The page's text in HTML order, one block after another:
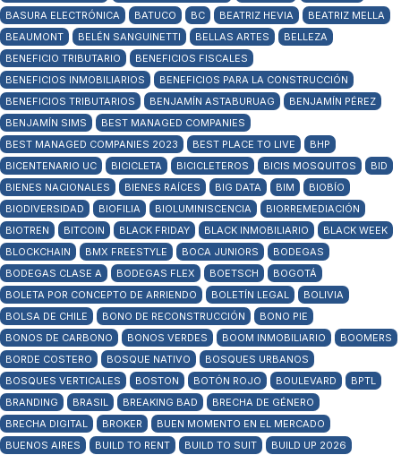
BASURA ELECTRÓNICA
BATUCO BC BEATRIZ HEVIA
BEATRIZ MELLA
BEAUMONT
BELÉN SANGUINETTI BELLAS ARTES
BELLEZA
BENEFICIO TRIBUTARIO
BENEFICIOS FISCALES
BENEFICIOS INMOBILIARIOS
BENEFICIOS PARA LA CONSTRUCCIÓN
BENEFICIOS TRIBUTARIOS
BENJAMÍN ASTABURUAG
BENJAMÍN PÉREZ
BENJAMÍN SIMS
BEST MANAGED COMPANIES
BEST MANAGED COMPANIES 2023
BEST PLACE TO LIVE
BHP
BICENTENARIO UC
BICICLETA BICICLETEROS BICIS MOSQUITOS
BID
BIENES NACIONALES
BIENES RAÍCES BIG DATA BIM
BIOBÍO
BIODIVERSIDAD
BIOFILIA BIOLUMINISCENCIA
BIORREMEDIACIÓN
BIOTREN
BITCOIN BLACK FRIDAY BLACK INMOBILIARIO
BLACK WEEK
BLOCKCHAIN
BMX FREESTYLE BOCA JUNIORS
BODEGAS
BODEGAS CLASE A
BODEGAS FLEX BOETSCH
BOGOTÁ
BOLETA POR CONCEPTO DE ARRIENDO
BOLETÍN LEGAL
BOLIVIA
BOLSA DE CHILE
BONO DE RECONSTRUCCIÓN
BONO PIE
BONOS DE CARBONO
BONOS VERDES BOOM INMOBILIARIO
BOOMERS
BORDE COSTERO
BOSQUE NATIVO
BOSQUES URBANOS
BOSQUES VERTICALES
BOSTON BOTÓN ROJO BOULEVARD
BPTL
BRANDING
BRASIL BREAKING BAD
BRECHA DE GÉNERO
BRECHA DIGITAL
BROKER
BUEN MOMENTO EN EL MERCADO
BUENOS AIRES
BUILD TO RENT BUILD TO SUIT BUILD UP 2026